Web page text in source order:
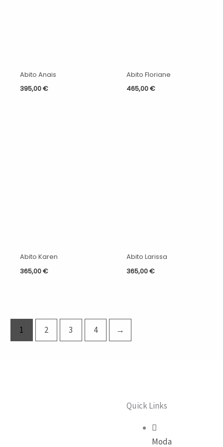
Abito Anais
395,00€
Abito Floriane
465,00€
Abito Karen
365,00€
Abito Larissa
365,00€
1 2 3 4 →
Quick Links
Moda